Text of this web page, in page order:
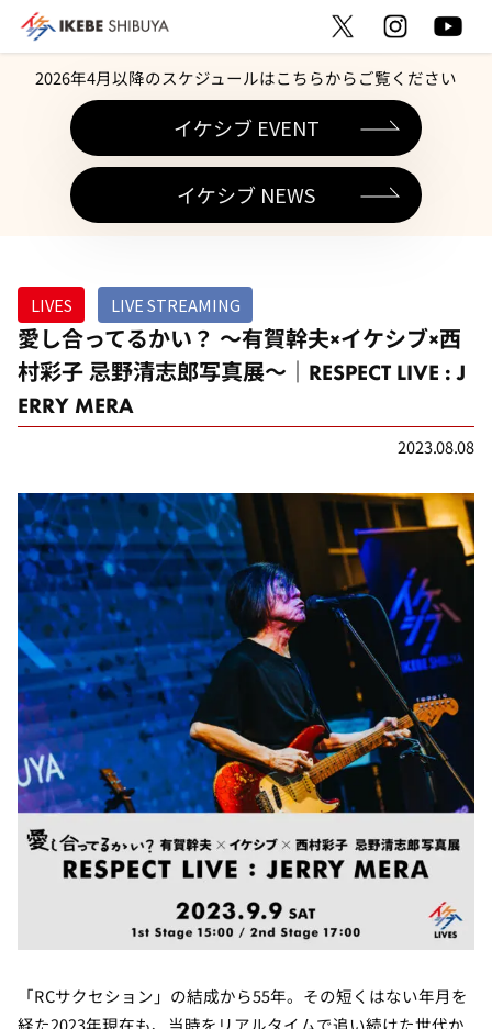
2026年4月以降のスケジュールはこちらからご覧ください
イケシブ EVENT
イケシブ NEWS
LIVES LIVE STREAMING
愛し合ってるかい？ ～有賀幹夫×イケシブ×西
村彩子 忌野清志郎写真展～｜RESPECT LIVE : J
ERRY MERA
2023.08.08
「RCサクセション」の結成から55年。その短くはない年月を
経た2023年現在も、当時をリアルタイムで追い続けた世代か